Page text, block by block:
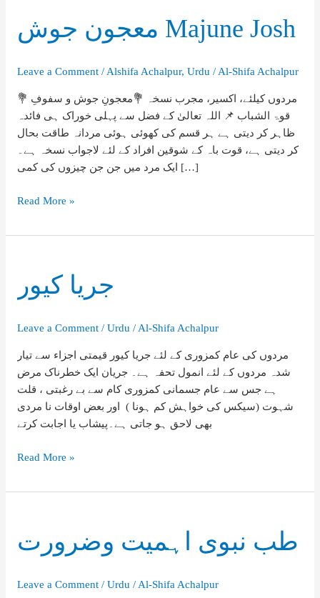
معجون جوش Majune Josh
Leave a Comment / Alshifa Achalpur, Urdu / Al-Shifa Achalpur
💐 مردوں کیلئے، اکسیر، مجرب نسخہ 💐معجونِ جوش و سفوفِ
قوۃ الشباب 📌 اللہ تعالیٰ کے فضل سے پہلی خوراک ہی فائدہ
ظاہر کر دیتی ہے ہر قسم کی کھوئی ہوئی مردانہ طاقت بحال
کر دیتی ہے، قوت باہ کے شوقین افراد کے لئے لاجواب نسخہ ہے۔
ایک مرد میں جن جن چیزوں کی کمی […]
معجون
Majune
Read More »
جريا كيور
Leave a Comment / Urdu / Al-Shifa Achalpur
مردوں کی عام کمزوری کے لئے جریا کیور قیمتی اجزاء سے تیار
شدہ مردوں کے لئے انمول تحفہ ہے۔ جریان ایک خطرناک مرض
ہے جس سے عام جسمانی کمزوری کام سے بے رغبتی ، قلت
شہوت (سیکس کی خواہش کم ہونا ) اور بعض اوقات نا مردی
بھی لاحق ہو جاتی ہے۔پیشاب یا اجابت کرتے
جريا
Read More »
طب نبوی اہمیت وضرورت
Leave a Comment / Urdu / Al-Shifa Achalpur